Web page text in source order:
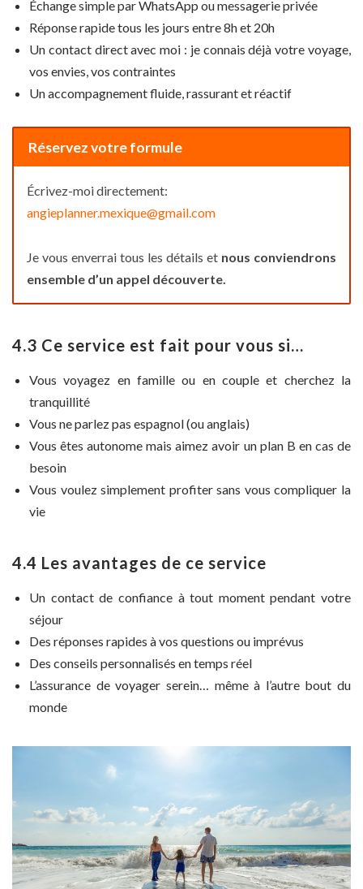
Échange simple par WhatsApp ou messagerie privée
Réponse rapide tous les jours entre 8h et 20h
Un contact direct avec moi : je connais déjà votre voyage,
vos envies, vos contraintes
Un accompagnement fluide, rassurant et réactif
Réservez votre formule
Écrivez-moi directement:
angieplanner.mexique@gmail.com
Je vous enverrai tous les détails et nous conviendrons
ensemble d’un appel découverte.
4.3 Ce service est fait pour vous si…
Vous voyagez en famille ou en couple et cherchez la
tranquillité
Vous ne parlez pas espagnol (ou anglais)
Vous êtes autonome mais aimez avoir un plan B en cas de
besoin
Vous voulez simplement profiter sans vous compliquer la
vie
4.4 Les avantages de ce service
Un contact de confiance à tout moment pendant votre
séjour
Des réponses rapides à vos questions ou imprévus
Des conseils personnalisés en temps réel
L’assurance de voyager serein… même à l’autre bout du
monde